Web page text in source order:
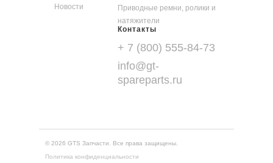
Новости
Приводные ремни, ролики и
натяжители
Контакты
+ 7 (800) 555-84-73
info@gt-
spareparts.ru
Политика конфиденциальности
© 2026 GTS Запчасти. Все права защищены.